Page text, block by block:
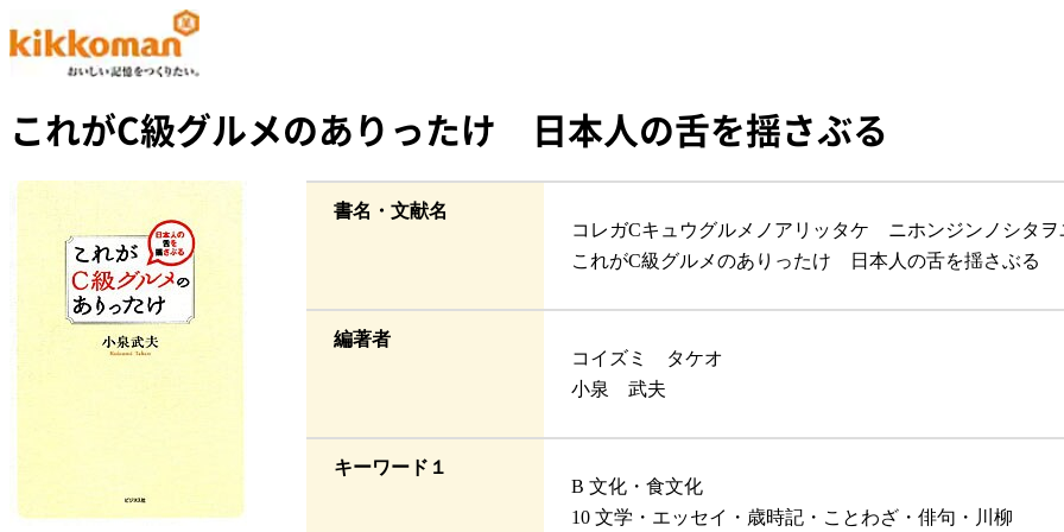
これがC級グルメのありったけ 日本人の舌を揺さぶる
書名・文献名
コレガCキュウグルメノアリッタケ ニホンジンノシタヲ
これがC級グルメのありったけ 日本人の舌を揺さぶる
編著者
コイズミ タケオ
小泉 武夫
キーワード１
B 文化・食文化
10 文学・エッセイ・歳時記・ことわざ・俳句・川柳